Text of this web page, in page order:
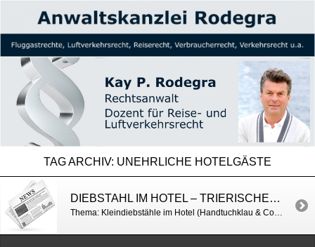
TAG ARCHIV: UNEHRLICHE HOTELGÄSTE
DIEBSTAHL IM HOTEL – TRIERISCHER VOLKSFREUND
Thema: Kleindiebstähle im Hotel (Handtuchklau & Co) http://www.volksfreund.de/nachrichten/welt/themendestages/themenderzeit/Themen-des-Tages-Millionenschaeden-durch-Kleindiebstaehle;art742,4679835